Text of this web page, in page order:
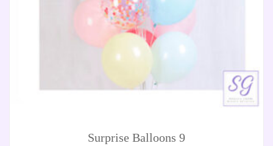
Surprise Balloons 9